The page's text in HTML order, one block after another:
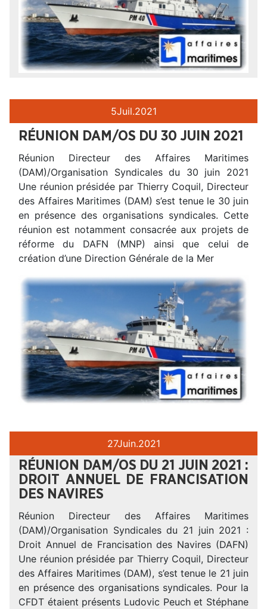
5Juil.2021
RÉUNION DAM/OS DU 30 JUIN 2021
Réunion Directeur des Affaires Maritimes
(DAM)/Organisation Syndicales du 30 juin 2021
Une réunion présidée par Thierry Coquil, Directeur
des Affaires Maritimes (DAM) s’est tenue le 30 juin
en présence des organisations syndicales. Cette
réunion est notamment consacrée aux projets de
réforme du DAFN (MNP) ainsi que celui de
création d’une Direction Générale de la Mer
27Juin.2021
RÉUNION DAM/OS DU 21 JUIN 2021 :
DROIT ANNUEL DE FRANCISATION
DES NAVIRES
Réunion Directeur des Affaires Maritimes
(DAM)/Organisation Syndicales du 21 juin 2021 :
Droit Annuel de Francisation des Navires (DAFN)
Une réunion présidée par Thierry Coquil, Directeur
des Affaires Maritimes (DAM), s’est tenue le 21 juin
en présence des organisations syndicales. Pour la
CFDT étaient présents Ludovic Peuch et Stéphane